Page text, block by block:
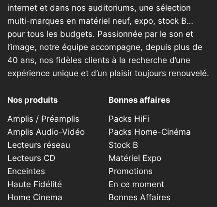
internet et dans nos auditoriums, une sélection
multi-marques en matériel neuf, expo, stock B…
pour tous les budgets. Passionnée par le son et
l’image, notre équipe accompagne, depuis plus de
40 ans, nos fidèles clients à la recherche d’une
expérience unique et d’un plaisir toujours renouvelé.
Nos produits
Amplis / Préamplis
Amplis Audio-Vidéo
Lecteurs réseau
Lecteurs CD
Enceintes
Haute Fidélité
Home Cinema
Bonnes affaires
Packs HiFi
Packs Home-Cinéma
Stock B
Matériel Expo
Promotions
En ce moment
Bonnes Affaires